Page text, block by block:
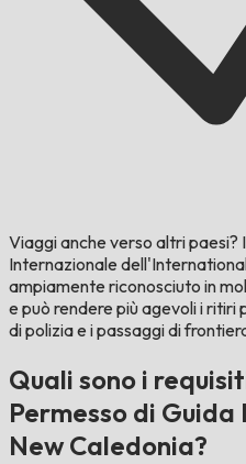
Viaggi anche verso altri paesi?
Internazionale
ampiamente riconosciuto in
e può rendere più agevoli i ritiri
di polizia e i passaggi di
Quali sono i
Permesso di
New Caledonia?